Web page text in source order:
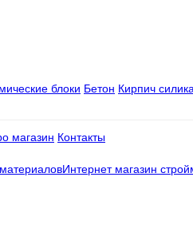
блоки Бетон Кирпич
магазин Контакты
Интернет магазин